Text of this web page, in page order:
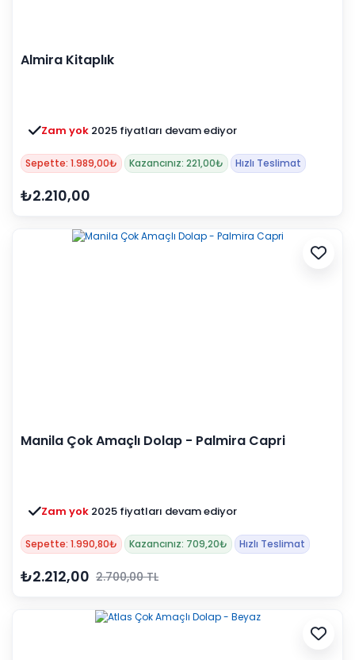
Almira Kitaplık
Zam yok 2025 fiyatları devam ediyor
Sepette: 1.989,00₺ Kazancınız: 221,00₺ Hızlı Teslimat
₺2.210,00
Manila Çok Amaçlı Dolap - Palmira Capri
Zam yok 2025 fiyatları devam ediyor
Sepette: 1.990,80₺ Kazancınız: 709,20₺ Hızlı Teslimat
₺2.212,00 2.700,00 TL